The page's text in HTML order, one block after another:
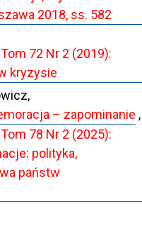
2018, ss. 582
72 Nr 2 (2019):
kryzysie
– zapominanie ,
78 Nr 2 (2025):
polityka,
państw